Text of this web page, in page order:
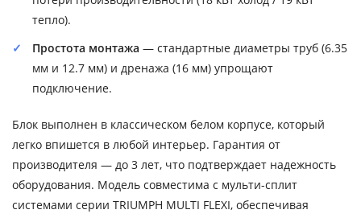
тепло).
Простота монтажа — стандартные диаметры труб (6.35
мм и 12.7 мм) и дренажа (16 мм) упрощают
подключение.
Блок выполнен в классическом белом корпусе, который
легко впишется в любой интерьер. Гарантия от
производителя — до 3 лет, что подтверждает надежность
оборудования. Модель совместима с мульти-сплит
системами серии TRIUMPH MULTI FLEXI, обеспечивая